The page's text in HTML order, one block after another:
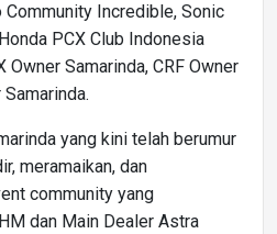
Community Incredible, Sonic
PCX Club Indonesia
Owner Samarinda, CRF Owner
yang kini telah berumur
meramaikan, dan
community yang
dan Main Dealer Astra